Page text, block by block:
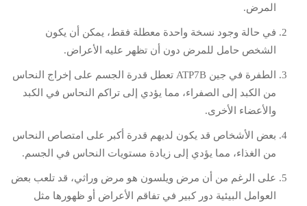
المرض.
في حالة وجود نسخة واحدة معطلة فقط، يمكن أن يكون
الشخص حامل للمرض دون أن تظهر عليه الأعراض.
الطفرة في جين ATP7B تعطل قدرة الجسم على إخراج النحاس
من الكبد إلى الصفراء، مما يؤدي إلى تراكم النحاس في الكبد
والأعضاء الأخرى.
بعض الأشخاص قد يكون لديهم قدرة أكبر على امتصاص النحاس
من الغذاء، مما يؤدي إلى زيادة مستويات النحاس في الجسم.
على الرغم من أن مرض ويلسون هو مرض وراثي، قد تلعب بعض
العوامل البيئية دور كبير في تفاقم الأعراض أو ظهورها مثل